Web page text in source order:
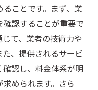
ことです。まず、業
認することが重要で
て、業者の技術力や
、提供されるサービ
認し、料金体系が明
められます。さら